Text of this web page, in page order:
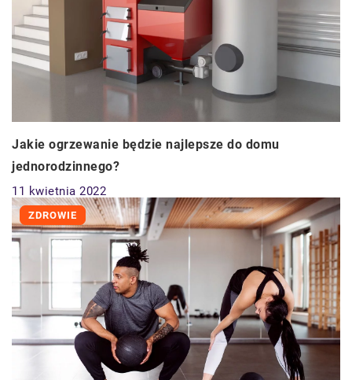
Jakie ogrzewanie będzie najlepsze do domu
jednorodzinnego?
11 kwietnia 2022
ZDROWIE